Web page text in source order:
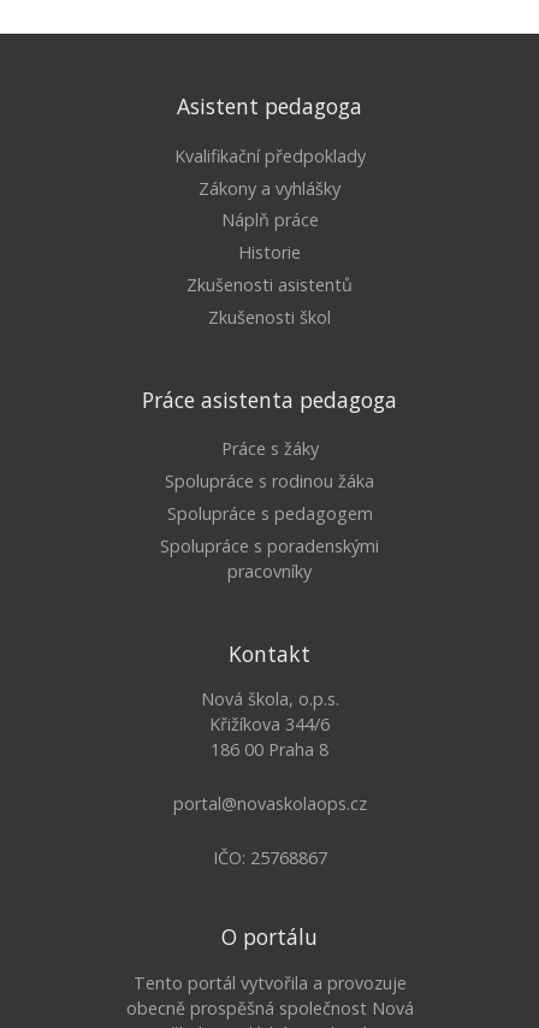
Asistent pedagoga
Kvalifikační předpoklady
Zákony a vyhlášky
Náplň práce
Historie
Zkušenosti asistentů
Zkušenosti škol
Práce asistenta pedagoga
Práce s žáky
Spolupráce s rodinou žáka
Spolupráce s pedagogem
Spolupráce s poradenskými
pracovníky
Kontakt
Nová škola, o.p.s.
Křižíkova 344/6
186 00 Praha 8
portal@novaskolaops.cz
IČO: 25768867
O portálu
Tento portál vytvořila a provozuje
obecně prospěšná společnost Nová